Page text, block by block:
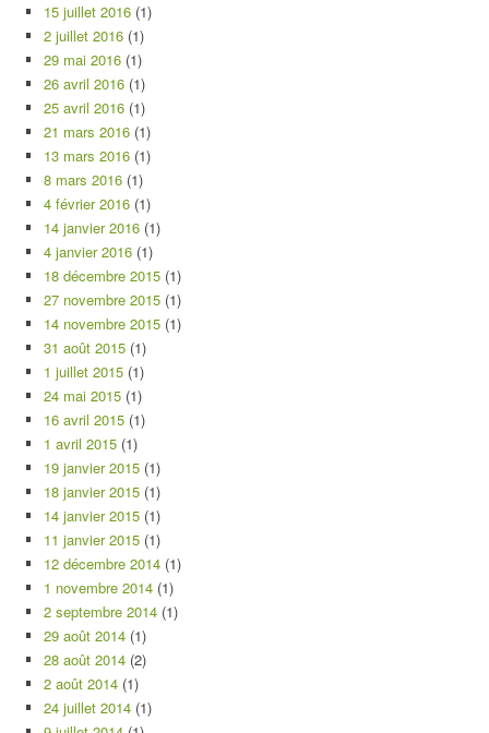
15 juillet 2016 (1)
2 juillet 2016 (1)
29 mai 2016 (1)
26 avril 2016 (1)
25 avril 2016 (1)
21 mars 2016 (1)
13 mars 2016 (1)
8 mars 2016 (1)
4 février 2016 (1)
14 janvier 2016 (1)
4 janvier 2016 (1)
18 décembre 2015 (1)
27 novembre 2015 (1)
14 novembre 2015 (1)
31 août 2015 (1)
1 juillet 2015 (1)
24 mai 2015 (1)
16 avril 2015 (1)
1 avril 2015 (1)
19 janvier 2015 (1)
18 janvier 2015 (1)
14 janvier 2015 (1)
11 janvier 2015 (1)
12 décembre 2014 (1)
1 novembre 2014 (1)
2 septembre 2014 (1)
29 août 2014 (1)
28 août 2014 (2)
2 août 2014 (1)
24 juillet 2014 (1)